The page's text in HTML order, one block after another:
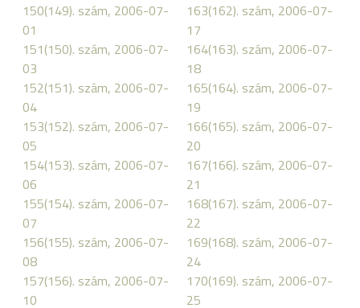
150(149). szám, 2006-07-
01
151(150). szám, 2006-07-
03
152(151). szám, 2006-07-
04
153(152). szám, 2006-07-
05
154(153). szám, 2006-07-
06
155(154). szám, 2006-07-
07
156(155). szám, 2006-07-
08
157(156). szám, 2006-07-
10
163(162). szám, 2006-07-
17
164(163). szám, 2006-07-
18
165(164). szám, 2006-07-
19
166(165). szám, 2006-07-
20
167(166). szám, 2006-07-
21
168(167). szám, 2006-07-
22
169(168). szám, 2006-07-
24
170(169). szám, 2006-07-
25